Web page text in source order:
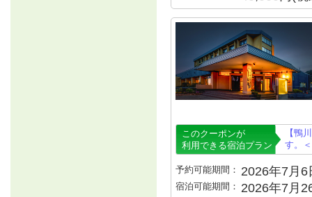
このクーポンが
利用できる宿泊プラン
【鴨
す。
予約可能期間： 2026年7月
宿泊可能期間： 2026年7月